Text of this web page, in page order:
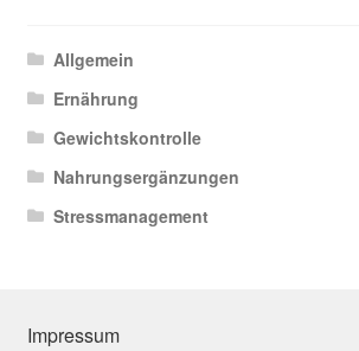
Allgemein
Ernährung
Gewichtskontrolle
Nahrungsergänzungen
Stressmanagement
Impressum